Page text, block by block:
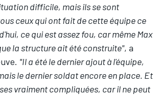
difficile, mais ils se sont
ceux qui ont fait de cette équipe ce
ce qui est assez fou, car même Max
la structure ait été construite", a
"Il a été le dernier ajout à l'équipe,
le dernier soldat encore en place. Et
vraiment compliquées, car il ne peut